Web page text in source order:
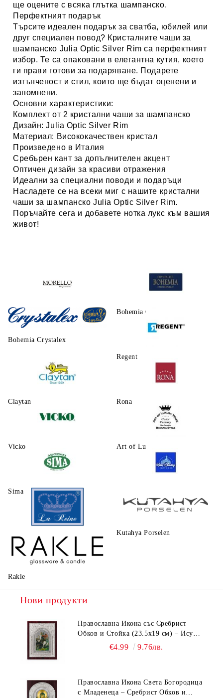
ще оцените с всяка глътка шампанско.
Перфектният подарък
Търсите идеален подарък за сватба, юбилей или
друг специален повод? Кристалните чаши за
шампанско Julia Optic Silver Rim са перфектният
избор. Те са опаковани в елегантна кутия, което
ги прави готови за подаряване. Подарете
изтънченост и стил, които ще бъдат оценени и
запомнени.
Основни характеристики:
Комплект от 2 кристални чаши за шампанско
Дизайн:Julia Optic Silver Rim
Материал: Висококачествен кристал
Произведено в Италия
Сребърен кант за допълнителен акцент
Оптичен дизайн за красиви отражения
Идеални заспециални поводи и подаръци
Насладете се на всеки миг с нашите кристални
чаши за шампанско Julia Optic Silver Rim.
Поръчайте сега и добавете нотка лукс към вашия
живот!
Morello Bohemia Crystalite
Bohemia Crystalex
Regent
Claytаn Rona
Vicko Art of Luxury Ware
Sima
La Reine Kutahya Porselen
Rakle
Нови продукти
Православна Икона със Сребрист
Обков и Стойка (23.5х19 см) – Исус
Христос, Св. Георги, Св. Николай
€4.99 9.76лв.
Православна Икона Света Богородица
с Младенеца – Сребрист Обков и